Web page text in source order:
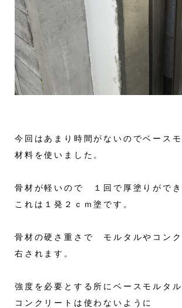
今回はあまり時間がないのでベース
材料を使いました。
骨材が軽いので １回で厚塗りがで
これは１発２ｃｍ塗です。
骨材の硬さ重さで モルタルやコン
右されます。
強度を必要とする所にベースモルタ
コンクリートは使わないように